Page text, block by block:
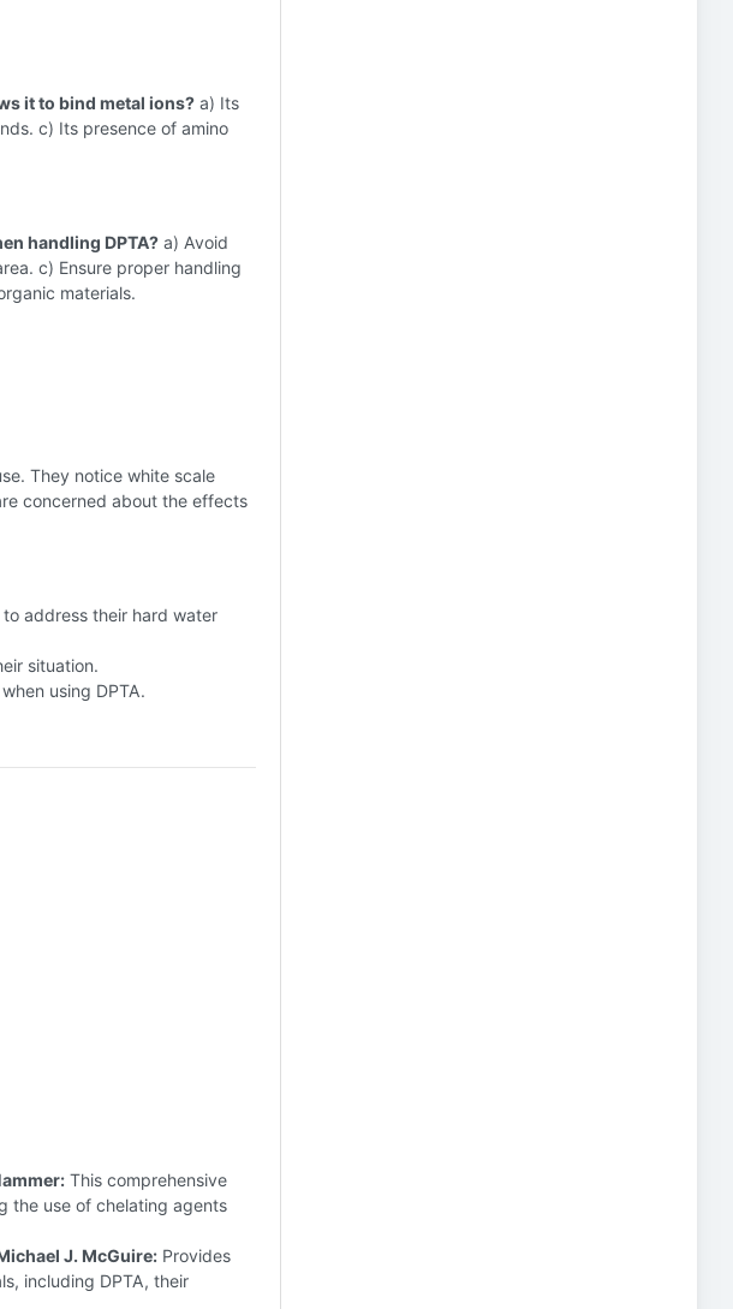
it to bind metal ions? a) Its
c) Its presence of amino
handling DPTA? a) Avoid
c) Ensure proper handling
materials.
They notice white scale
concerned about the effects
address their hard water
situation.
using DPTA.
This comprehensive
the use of chelating agents
J. McGuire: Provides
including DPTA, their